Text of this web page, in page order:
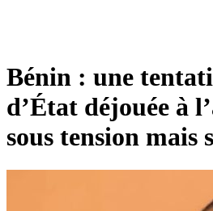
Bénin : une
d’État déjouée à
sous tension mais